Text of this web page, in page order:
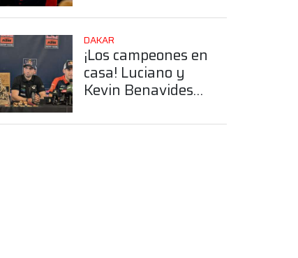
Benavides en
Salta
DAKAR
¡Los campeones en
casa! Luciano y
Kevin Benavides
conferencia tras el